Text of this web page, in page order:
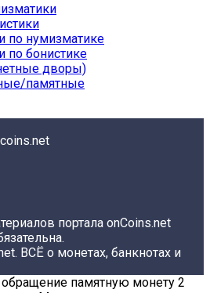
по нумизматике
по бонистике
дворы)
памятные
портала onCoins.net
ВСЁ о монетах, банкнотах и
памятную монету 2